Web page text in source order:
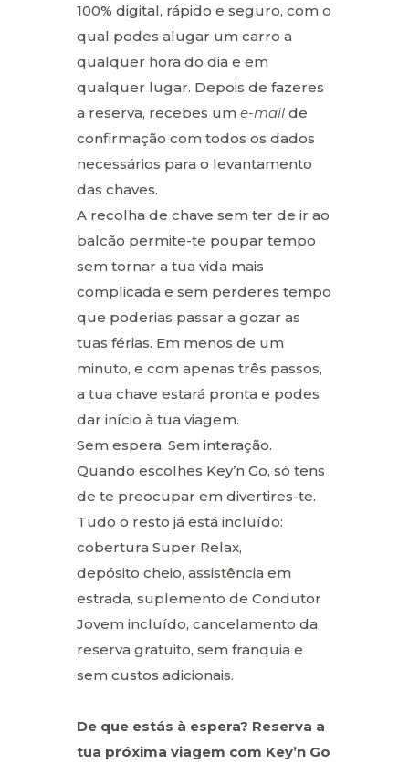
100% digital, rápido e seguro, com o
qual podes alugar um carro a
qualquer hora do dia e em
qualquer lugar. Depois de fazeres
a reserva, recebes um e-mail de
confirmação com todos os dados
necessários para o levantamento
das chaves.
A recolha de chave sem ter de ir ao
balcão permite-te poupar tempo
sem tornar a tua vida mais
complicada e sem perderes tempo
que poderias passar a gozar as
tuas férias. Em menos de um
minuto, e com apenas três passos,
a tua chave estará pronta e podes
dar início à tua viagem.
Sem espera. Sem interação.
Quando escolhes Key’n Go, só tens
de te preocupar em divertires-te.
Tudo o resto já está incluído:
cobertura Super Relax,
depósito cheio, assistência em
estrada, suplemento de Condutor
Jovem incluído, cancelamento da
reserva gratuito, sem franquia e
sem custos adicionais.
De que estás à espera? Reserva a
tua próxima viagem com Key’n Go